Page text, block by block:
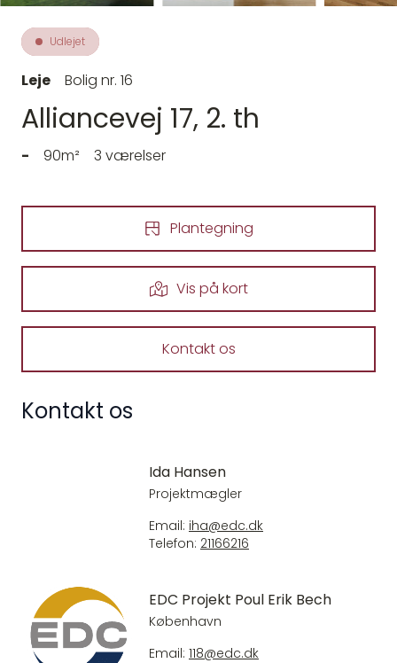
Udlejet
Leje Bolig nr. 16
Alliancevej 17, 2. th
- 90m² 3 værelser
Plantegning
Vis på kort
Kontakt os
Kontakt os
Ida Hansen
Projektmægler
Email: iha@edc.dk
Telefon: 21166216
EDC Projekt Poul Erik Bech
København
Email: 118@edc.dk